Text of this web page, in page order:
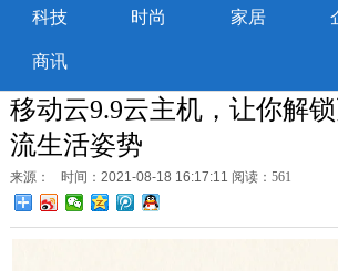
科技 时尚 家居
商讯
移动云9.9云主机，让你解
流生活姿势
来源： 时间：2021-08-18 16:17:11 阅读：561